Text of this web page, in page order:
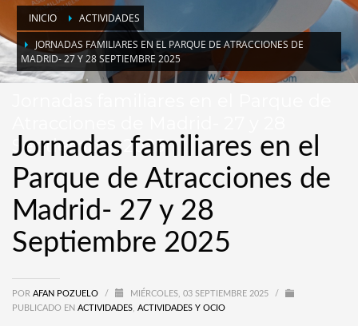
INICIO
ACTIVIDADES
JORNADAS FAMILIARES EN EL PARQUE DE ATRACCIONES DE
MADRID- 27 Y 28 SEPTIEMBRE 2025
Septiembre 2025
Jornadas familiares en el
Parque de Atracciones de
Madrid- 27 y 28
Septiembre 2025
POR AFAN POZUELO / MIÉRCOLES, 03 SEPTIEMBRE 2025
/
PUBLICADO EN ACTIVIDADES ACTIVIDADES Y OCIO